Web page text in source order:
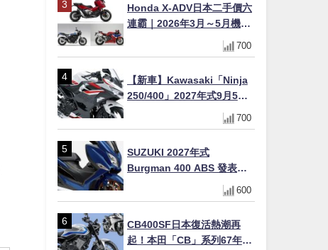
Honda X-ADV日本二手價六
連霸｜2026年3月～5月機車
轉售排行榜 CBR1000RR-R
FIREBLADE SP首度躋身前
700
【新車】Kawasaki「Ninja
250/400」2027年式9月5日
日本發售！新塗裝登場×價格
不變×輔助滑動式離合器
700
SUZUKI 2027年式
Burgman 400 ABS 發表！
8/18日本上市、支援E10汽油
售價98萬100日圓
600
CB400SF日本復活熱潮再
起！本田「CB」系列67年傳